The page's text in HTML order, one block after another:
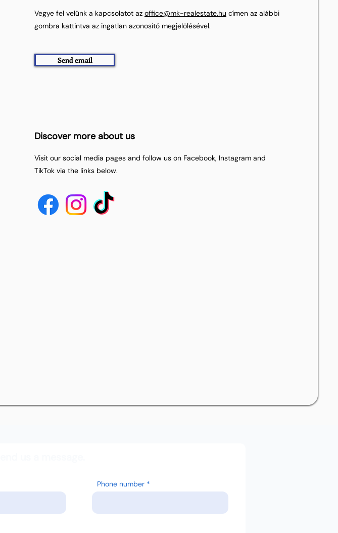
Vegye fel velünk a kapcsolatot az office@mk-realestate.hu címen az alábbi
gombra kattintva az ingatlan azonosító megjelölésével.
Send email
Discover more about us
Visit our social media pages and follow us on Facebook, Instagram and
TikTok via the links below.
Phone number